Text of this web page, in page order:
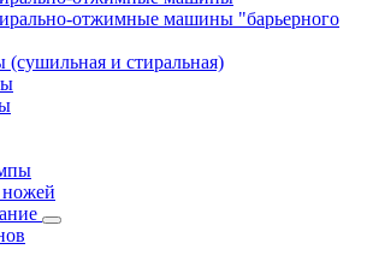
отжимные машины "барьерного
и стиральная)
ножей